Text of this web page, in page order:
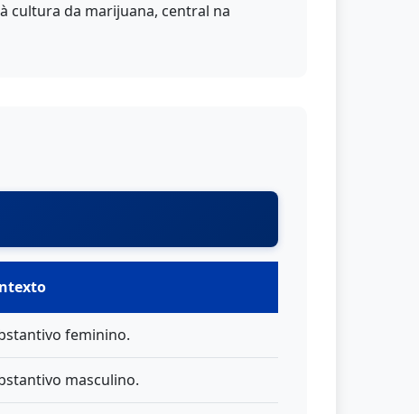
cultura da marijuana, central na
feminino.
masculino.